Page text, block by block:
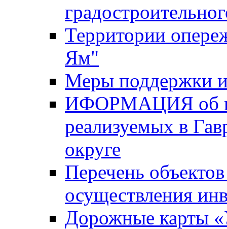
Территории
Ям"
Меры поддержки
ИФОРМАЦИЯ об
реализуемых в
округе
Перечень
осуществления
Дорожные карты